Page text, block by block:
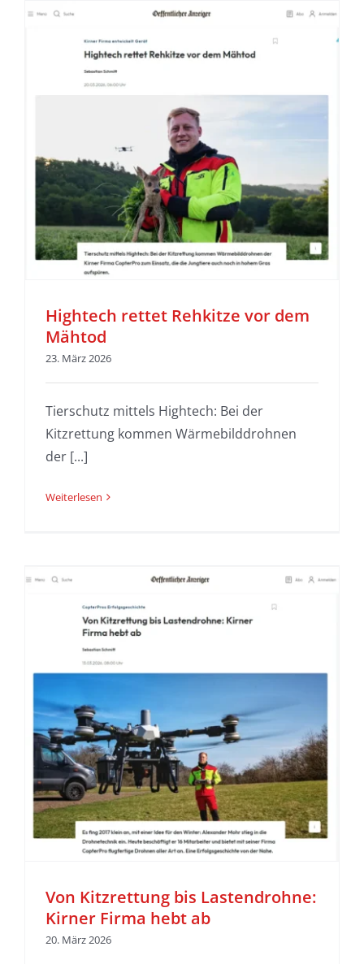
Hightech rettet Rehkitze vor dem
Mähtod
23. März 2026
Tierschutz mittels Hightech: Bei der
Kitzrettung kommen Wärmebilddrohnen
der [...]
Weiterlesen
Von Kitzrettung bis Lastendrohne:
Kirner Firma hebt ab
20. März 2026